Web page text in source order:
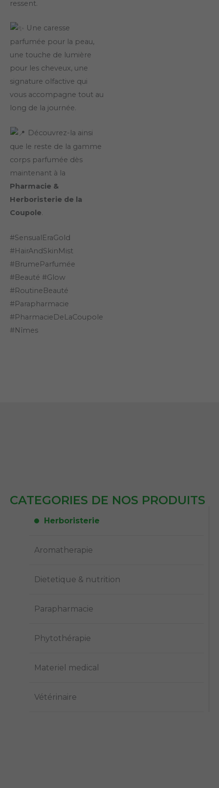
ressent.
Une caresse
parfumée pour la peau,
une touche de lumière
pour les cheveux, une
signature olfactive qui
vous accompagne tout au
long de la journée.
Découvrez-la ainsi
que le reste de la gamme
corps parfumée dès
maintenant à la
Pharmacie &
Herboristerie de la
Coupole.
#SensualEraGold
#HairAndSkinMist
#BrumeParfumée
#Beauté #Glow
#RoutineBeauté
#Parapharmacie
#PharmacieDeLaCoupole
#Nîmes
CATEGORIES DE NOS PRODUITS
Herboristerie
Aromatherapie
Dietetique & nutrition
Parapharmacie
Phytothérapie
Materiel medical
Vétérinaire